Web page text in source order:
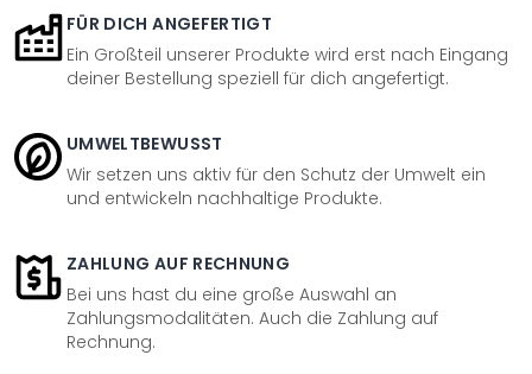
FÜR DICH ANGEFERTIGT
Ein Großteil unserer Produkte wird erst nach Eingang
deiner Bestellung speziell für dich angefertigt.
UMWELTBEWUSST
Wir setzen uns aktiv für den Schutz der Umwelt ein
und entwickeln nachhaltige Produkte.
ZAHLUNG AUF RECHNUNG
Bei uns hast du eine große Auswahl an
Zahlungsmodalitäten. Auch die Zahlung auf
Rechnung.